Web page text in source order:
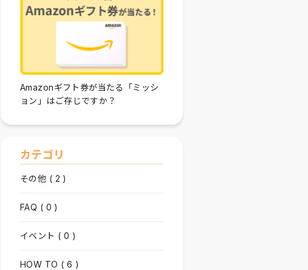
Amazonギフト券が当たる「ミッシ
ョン」はご存じですか？
カテゴリ
その他 ( 2 )
FAQ ( 0 )
イベント ( 0 )
HOW TO ( 6 )